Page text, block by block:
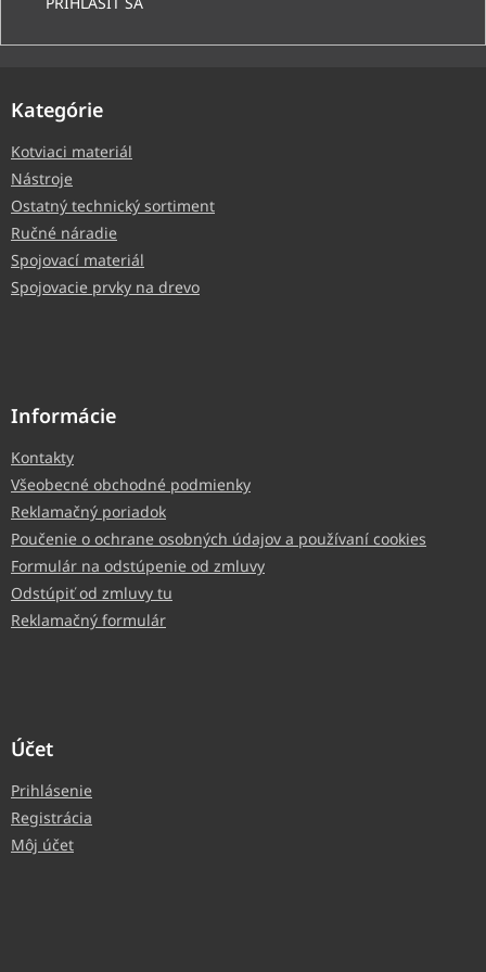
Kategórie
Kotviaci materiál
Nástroje
Ostatný technický sortiment
Ručné náradie
Spojovací materiál
Spojovacie prvky na drevo
Informácie
Kontakty
Všeobecné obchodné podmienky
Reklamačný poriadok
Poučenie o ochrane osobných údajov a používaní cookies
Formulár na odstúpenie od zmluvy
Odstúpiť od zmluvy tu
Reklamačný formulár
Účet
Prihlásenie
Registrácia
Môj účet